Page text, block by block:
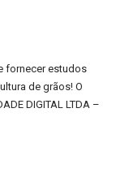
fornecer estudos
de grãos! O
DIGITAL LTDA –